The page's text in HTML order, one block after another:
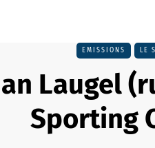
EMISSIONS LE
Laugel
Sporting